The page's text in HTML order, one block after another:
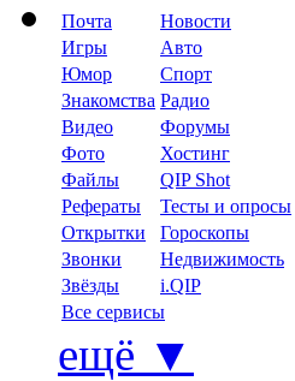
Почта Новости
Игры
Авто
Юмор
Спорт
Знакомства Радио
Видео
Форумы
Фото
Хостинг
Файлы
QIP Shot
Рефераты
Тесты и опросы
Открытки
Гороскопы
Звонки
Недвижимость
Звёзды
i.QIP
Все сервисы
ещё ▼